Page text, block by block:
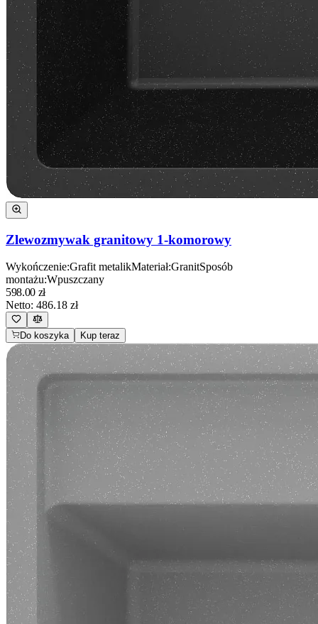
Zlewozmywak granitowy 1-komorowy
Wykończenie:Grafit metalikMateriał:GranitSposób
montażu:Wpuszczany
598.00 zł
Netto: 486.18 zł
Do koszyka Kup teraz